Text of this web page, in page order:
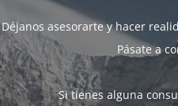
Déjanos asesorarte y hacer
Pásate a
Si tienes alguna